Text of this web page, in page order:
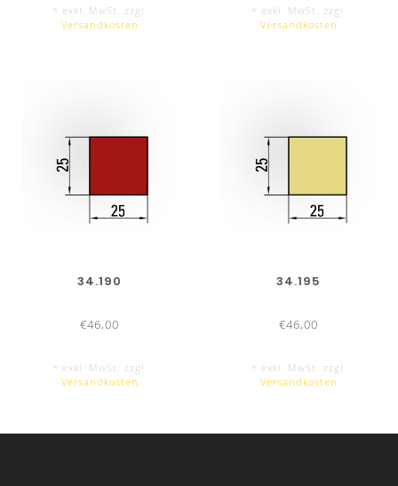
* exkl. MwSt. zzgl.
Versandkosten
* exkl. MwSt. zzgl.
Versandkosten
34.190
€46,00
* exkl. MwSt. zzgl.
Versandkosten
34.195
€46,00
* exkl. MwSt. zzgl.
Versandkosten